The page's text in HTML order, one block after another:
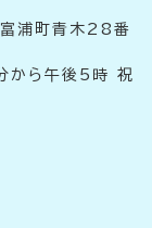
浦町青木28番
から午後5時 祝